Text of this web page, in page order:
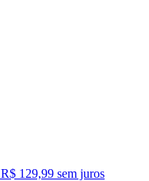
R$ 129,99 sem juros